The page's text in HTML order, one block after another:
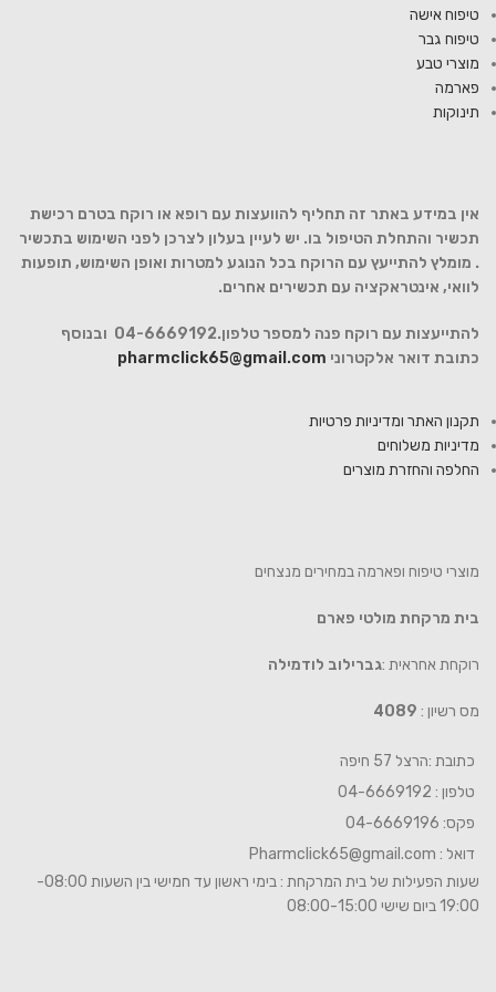
טיפוח אישה
טיפוח גבר
מוצרי טבע
פארמה
תינוקות
אין במידע באתר זה תחליף להוועצות עם רופא או רוקח בטרם רכישת
תכשיר והתחלת הטיפול בו. יש לעיין בעלון לצרכן לפני השימוש בתכשיר
. מומלץ להתייעץ עם הרוקח בכל הנוגע למטרות ואופן השימוש, תופעות
לוואי, אינטראקציה עם תכשירים אחרים.
להתייעצות עם רוקח פנה למספר טלפון.04-6669192 ובנוסף
כתובת דואר אלקטרוני pharmclick65@gmail.com
תקנון האתר ומדיניות פרטיות
מדיניות משלוחים
החלפה והחזרת מוצרים
מוצרי טיפוח ופארמה במחירים מנצחים
בית מרקחת מולטי פארם
רוקחת אחראית :גברילוב לודמילה
מס רשיון : 4089
כתובת :הרצל 57 חיפה
טלפון : 04-6669192
פקס: 04-6669196
דואל : Pharmclick65@gmail.com
שעות הפעילות של בית המרקחת : בימי ראשון עד חמישי בין השעות 08:00-
19:00 ביום שישי 08:00-15:00